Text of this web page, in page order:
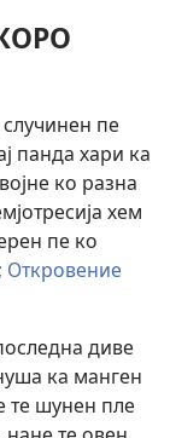
пе
панда хари ка
ко разна
хем
пе ко
Откровение
диве
ка манген
те шунен пле